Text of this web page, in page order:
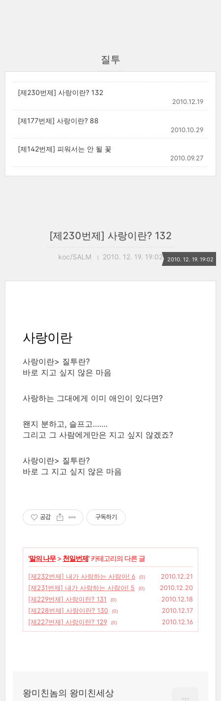
질투
[제230번제] 사랑이란? 132
2010.12.19
[제177번제] 사랑이란? 88
2010.10.29
[제142번제] 피워서는 안 될 꽃
2010.09.27
[제230번제] 사랑이란? 132
koc/SALM 2010. 12. 19. 19:02 2010. 12. 19. 19:02
사랑이란
사랑이란> 질투란?
바로 지고 싶지 않은 마음
사랑하는 그대에게 이미 애인이 있다면?
왠지 분하고, 슬프고…….
그리고 그 사람에게만은 지고 싶지 않겠죠?
사랑이란> 질투란?
바로 그 지고 싶지 않은 마음
공감 구독하기
'말의 나무> 천일번제' 카테고리의 다른 글
[제232번제] 내가 사랑하는 사람아! 6 (0)
2010.12.21
[제231번제] 내가 사랑하는 사람아! 5
(0)
2010.12.20
[제229번제] 사랑이란? 131
(0)
2010.12.18
[제228번제] 사랑이란? 130
(0)
2010.12.17
[제227번제] 사랑이란? 129
(0) 2010.12.16
왕미친놈의 왕미친세상